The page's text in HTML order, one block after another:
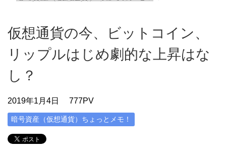
仮想通貨の今、ビットコイン、
リップルはじめ劇的な上昇はな
し？
2019年1月4日 777PV
暗号資産（仮想通貨）ちょっとメモ！